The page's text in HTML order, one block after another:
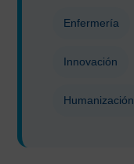
Enfermería
Innovación
Humanización